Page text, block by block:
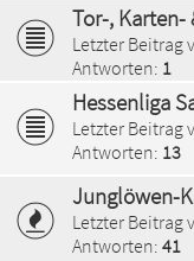
Tor-, Karten-
Letzter Beitrag
Antworten: 1
Hessenliga
Letzter Beitrag
Antworten: 13
Junglöwen-
Letzter Beitrag
Antworten: 41